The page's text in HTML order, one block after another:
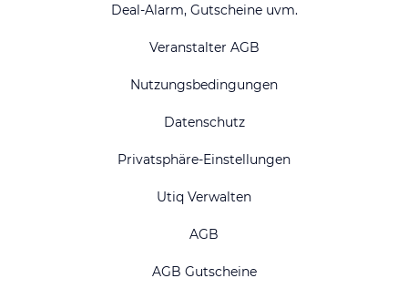
Deal-Alarm, Gutscheine uvm.
Veranstalter AGB
Nutzungsbedingungen
Datenschutz
Privatsphäre-Einstellungen
Utiq Verwalten
AGB
AGB Gutscheine